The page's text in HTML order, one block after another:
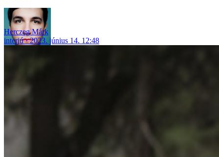
Herczeg Márk
interjú
2023. június 14. 12:48